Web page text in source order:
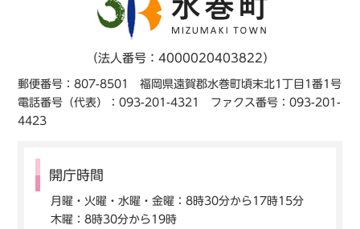
（法人番号：4000020403822）
郵便番号：807-8501 福岡県遠賀郡水巻町頃末北1丁目1番1号
電話番号（代表）：093-201-4321 ファクス番号：093-201-
4423
開庁時間
月曜・火曜・水曜・金曜：8時30分から17時15分
木曜：8時30分から19時